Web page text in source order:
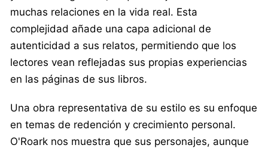
muchas relaciones en la vida real. Esta
complejidad añade una capa adicional de
autenticidad a sus relatos, permitiendo que los
lectores vean reflejadas sus propias experiencias
en las páginas de sus libros.
Una obra representativa de su estilo es su enfoque
en temas de redención y crecimiento personal.
O'Roark nos muestra que sus personajes, aunque